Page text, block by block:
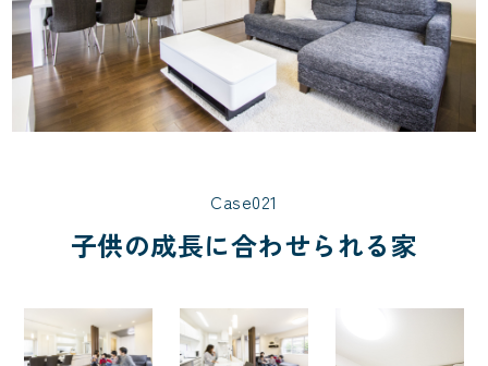
Case021
子供の成長に合わせられる家